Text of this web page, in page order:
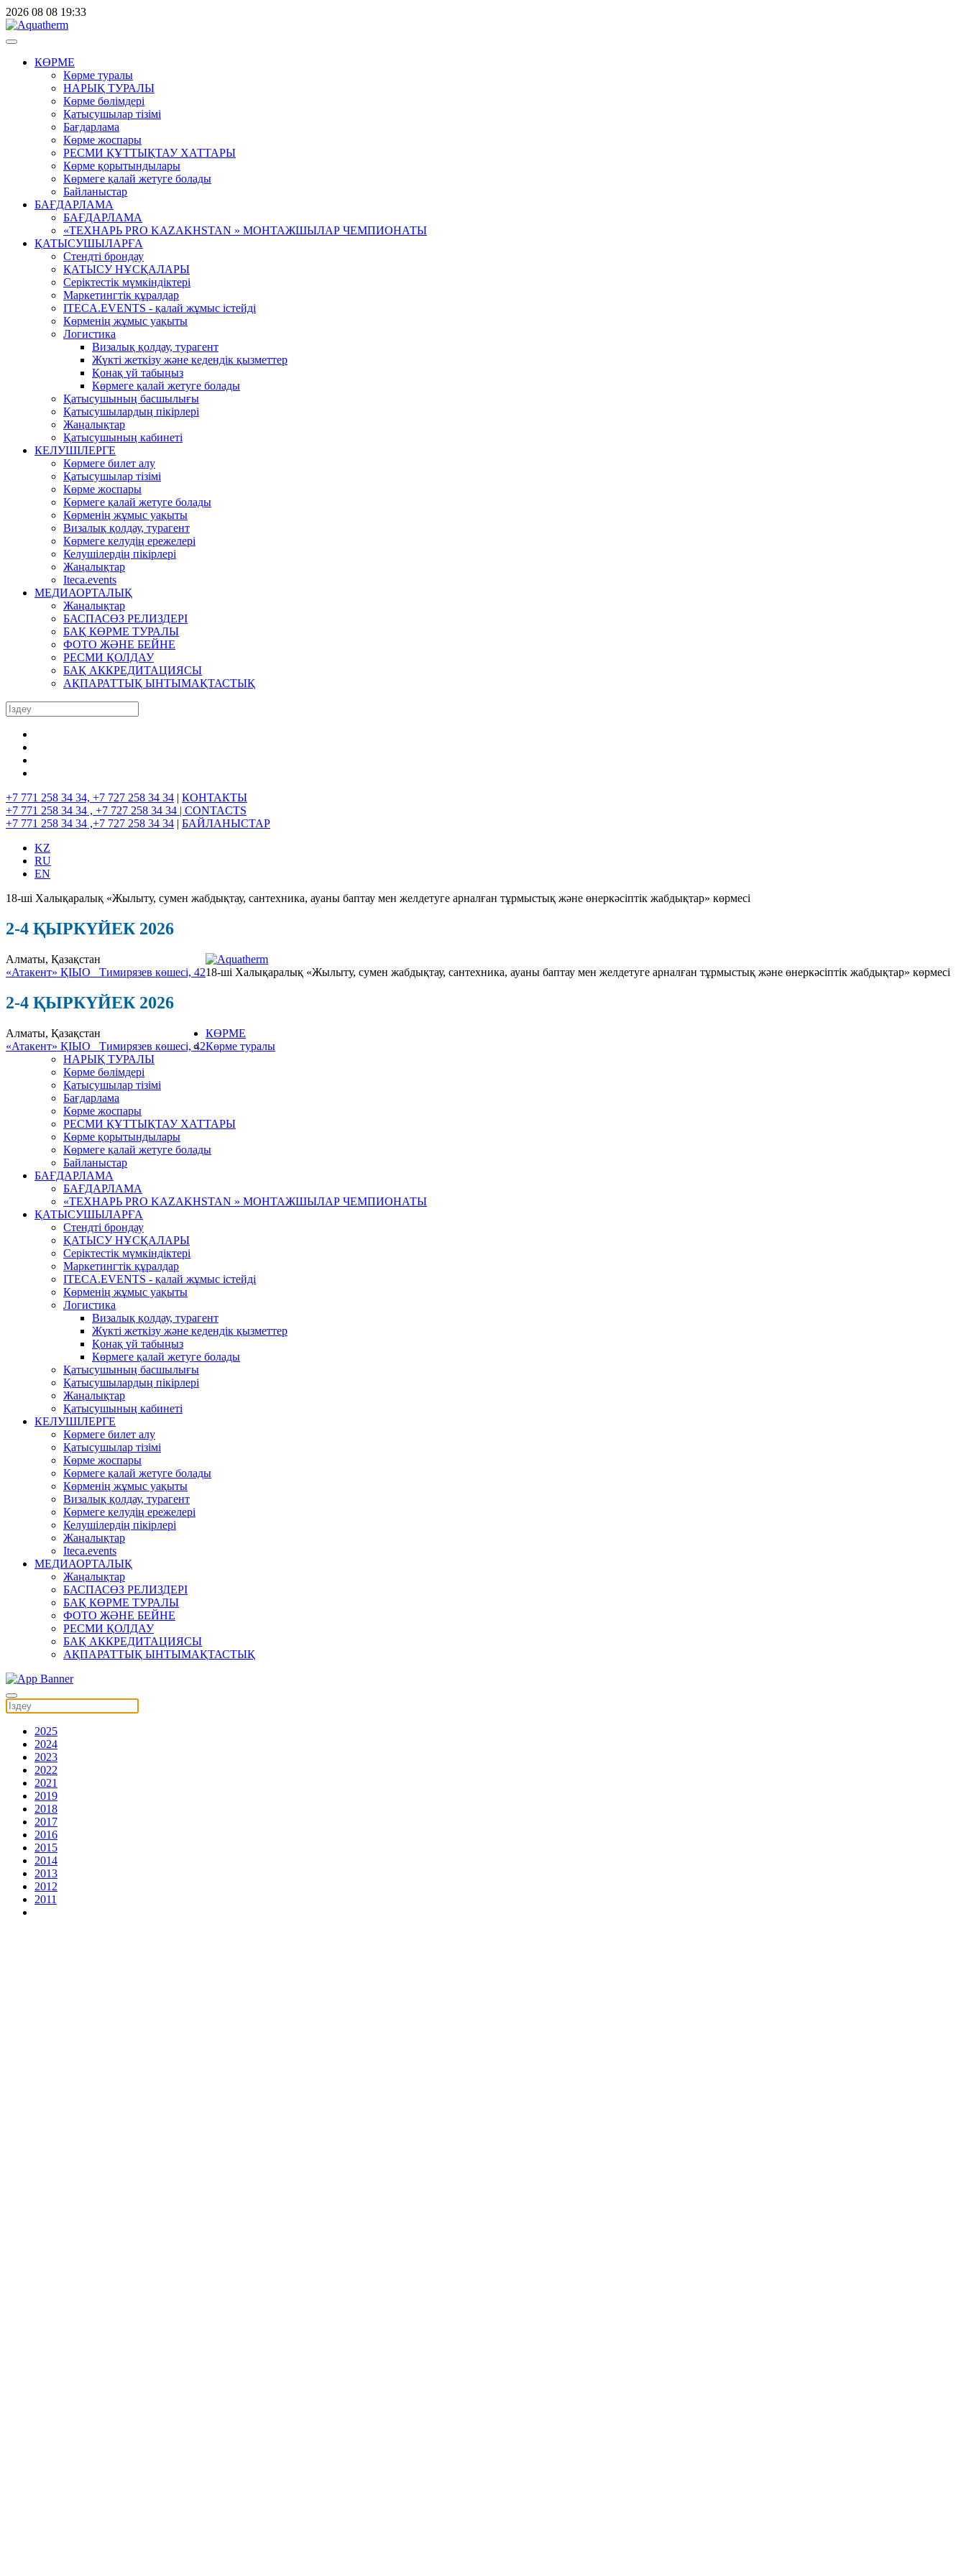
2026 08 08 19:33
КӨРМЕ
Көрме туралы
НАРЫҚ ТУРАЛЫ
Көрме бөлімдері
Қатысушылар тізімі
Бағдарлама
Көрме жоспары
РЕСМИ ҚҰТТЫҚТАУ ХАТТАРЫ
Көрме қорытындылары
Көрмеге қалай жетуге болады
Байланыстар
БАҒДАРЛАМА
БАҒДАРЛАМА
«ТЕХНАРЬ PRO KAZAKHSTAN » МОНТАЖШЫЛАР ЧЕМПИОНАТЫ
ҚАТЫСУШЫЛАРҒА
Стендті брондау
ҚАТЫСУ НҰСҚАЛАРЫ
Серіктестік мүмкіндіктері
Маркетингтік құралдар
ITECA.EVENTS - қалай жұмыс істейді
Көрменің жұмыс уақыты
Логистика
Визалық қолдау, турагент
Жүкті жеткізу және кедендік қызметтер
Қонақ үй табыңыз
Көрмеге қалай жетуге болады
Қатысушының басшылығы
Қатысушылардың пікірлері
Жаңалықтар
Қатысушының кабинеті
КЕЛУШІЛЕРГЕ
Көрмеге билет алу
Қатысушылар тізімі
Көрме жоспары
Көрмеге қалай жетуге болады
Көрменің жұмыс уақыты
Визалық қолдау, турагент
Көрмеге келудің ережелері
Келушілердің пікірлері
Жаңалықтар
Iteca.events
МЕДИАОРТАЛЫҚ
Жаңалықтар
БАСПАСӨЗ РЕЛИЗДЕРІ
БАҚ КӨРМЕ ТУРАЛЫ
ФОТО ЖӘНЕ БЕЙНЕ
РЕСМИ ҚОЛДАУ
БАҚ АККРЕДИТАЦИЯСЫ
АҚПАРАТТЫҚ ЫНТЫМАҚТАСТЫҚ
+7 771 258 34 34, +7 727 258 34 34 | КОНТАКТЫ
+7 771 258 34 34 , +7 727 258 34 34 | CONTACTS
+7 771 258 34 34 ,+7 727 258 34 34 | БАЙЛАНЫСТАР
KZ
RU
EN
18-ші Халықаралық «Жылыту, сумен жабдықтау, сантехника, ауаны баптау мен желдетуге арналған тұрмыстық және өнеркәсіптік жабдықтар» көрмесі
2-4 ҚЫРКҮЙЕК 2026
Алматы, Қазақстан
«Атакент» ҚІЫО Тимирязев көшесі, 4218-ші Халықаралық «Жылыту, сумен жабдықтау, сантехника, ауаны баптау мен желдетуге арналған тұрмыстық және өнеркәсіптік жабдықтар» көрмесі
2-4 ҚЫРКҮЙЕК 2026
Алматы, Қазақстан
«Атакент» ҚІЫО Тимирязев көшесі, 42
КӨРМЕ
Көрме туралы
НАРЫҚ ТУРАЛЫ
Көрме бөлімдері
Қатысушылар тізімі
Бағдарлама
Көрме жоспары
РЕСМИ ҚҰТТЫҚТАУ ХАТТАРЫ
Көрме қорытындылары
Көрмеге қалай жетуге болады
Байланыстар
БАҒДАРЛАМА
БАҒДАРЛАМА
«ТЕХНАРЬ PRO KAZAKHSTAN » МОНТАЖШЫЛАР ЧЕМПИОНАТЫ
ҚАТЫСУШЫЛАРҒА
Стендті брондау
ҚАТЫСУ НҰСҚАЛАРЫ
Серіктестік мүмкіндіктері
Маркетингтік құралдар
ITECA.EVENTS - қалай жұмыс істейді
Көрменің жұмыс уақыты
Логистика
Визалық қолдау, турагент
Жүкті жеткізу және кедендік қызметтер
Қонақ үй табыңыз
Көрмеге қалай жетуге болады
Қатысушының басшылығы
Қатысушылардың пікірлері
Жаңалықтар
Қатысушының кабинеті
КЕЛУШІЛЕРГЕ
Көрмеге билет алу
Қатысушылар тізімі
Көрме жоспары
Көрмеге қалай жетуге болады
Көрменің жұмыс уақыты
Визалық қолдау, турагент
Көрмеге келудің ережелері
Келушілердің пікірлері
Жаңалықтар
Iteca.events
МЕДИАОРТАЛЫҚ
Жаңалықтар
БАСПАСӨЗ РЕЛИЗДЕРІ
БАҚ КӨРМЕ ТУРАЛЫ
ФОТО ЖӘНЕ БЕЙНЕ
РЕСМИ ҚОЛДАУ
БАҚ АККРЕДИТАЦИЯСЫ
АҚПАРАТТЫҚ ЫНТЫМАҚТАСТЫҚ
2025
2024
2023
2022
2021
2019
2018
2017
2016
2015
2014
2013
2012
2011